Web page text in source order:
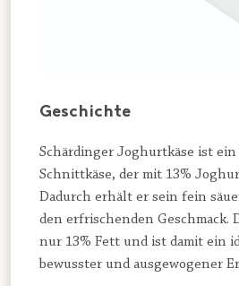
Geschichte
Schärdinger Joghurtkäse ist
Schnittkäse, der mit 13%
Dadurch erhält er sein fein
den erfrischenden Geschmack.
nur 13% Fett und ist damit ein
bewusster und ausgewogener